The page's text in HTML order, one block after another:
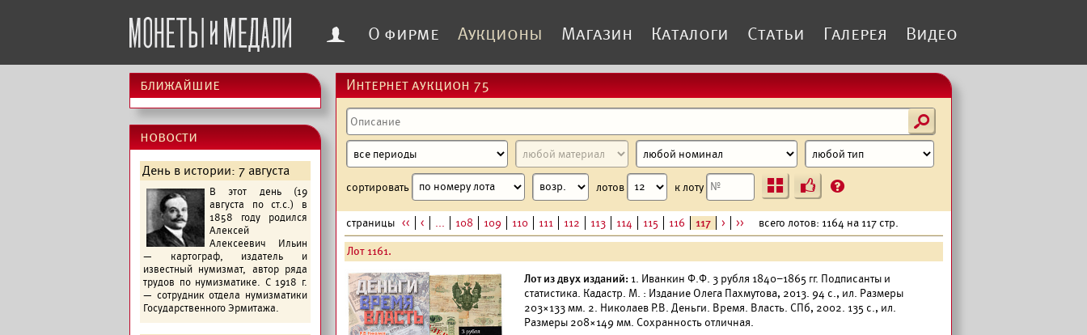
f О фирме Аукционы Магазин Каталоги Статьи Галерея Видео
ближайшие
новости
День в истории: 7 августа
В этот день (19
августа по ст.с.) в
1858 году родился
Алексей
Алексеевич Ильин
— картограф, издатель и
известный нумизмат, автор ряда
трудов по нумизматике. С 1918 г.
— сотрудник отдела нумизматики
Государственного Эрмитажа.
Интернет аукцион 75
s
сортировать лотов к лоту Ъ ?
страницы << < ... 108 109 110 111 112 113 114 115 116 117 > >> всего лотов: 1164 на 117 стр.
Лот 1161.
Лот из двух изданий: 1. Иванкин Ф.Ф. 3 рубля 1840–1865 гг. Подписанты и
статистика. Кадастр. М. : Издание Олега Пахмутова, 2013. 94 с., ил. Размеры
203×133 мм. 2. Николаев Р.В. Деньги. Время. Власть. СПб, 2002. 135 с., ил.
Размеры 208×149 мм. Сохранность отличная.